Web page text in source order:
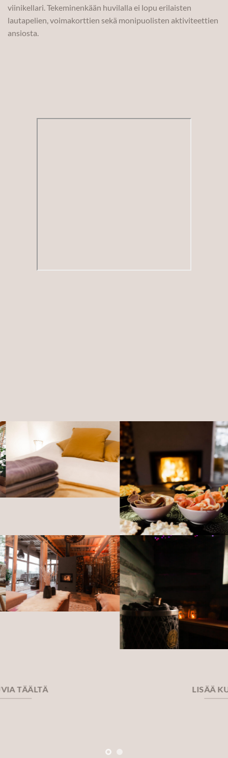
viinikellari. Tekeminenkään huvilalla ei lopu erilaisten
lautapelien, voimakorttien sekä monipuolisten aktiviteettien
ansiosta.